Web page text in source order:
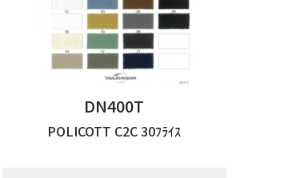
DN400T
POLICOTT C2C 30ﾌﾗｲｽ